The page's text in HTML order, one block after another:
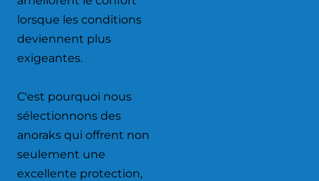
lorsque les conditions
deviennent plus
exigeantes.
C'est pourquoi nous
sélectionnons des
anoraks qui offrent non
seulement une
excellente protection,